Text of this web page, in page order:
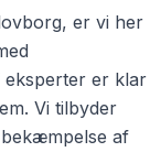
er vi her
eksperter er klar
Vi tilbyder
af